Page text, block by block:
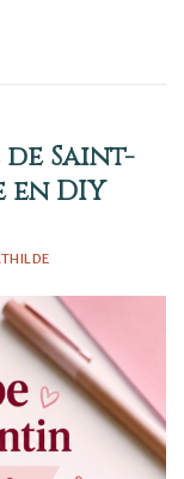
Saint-
DIY